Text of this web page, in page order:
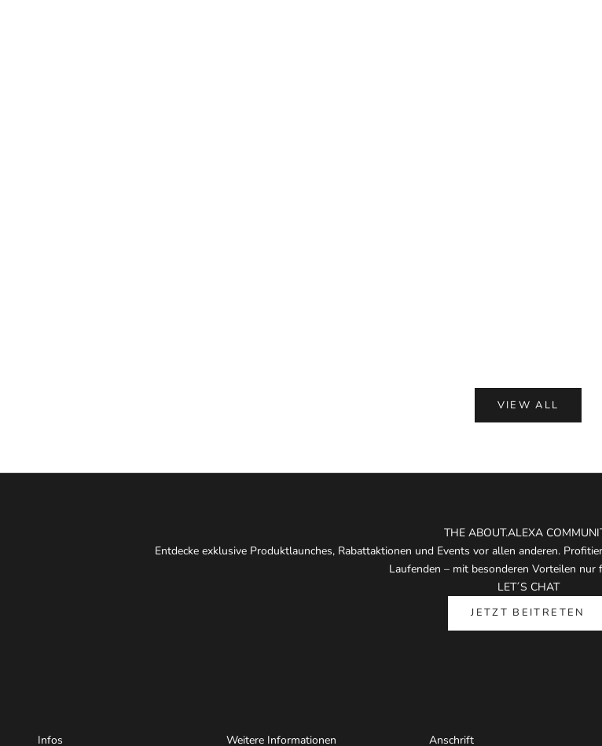
VIEW ALL
THE ABOUT.ALEXA
Entdecke exklusive Produktlaunches, Rabattaktionen und Events vor allen anderen.
Laufenden – mit besonderen Vorteilen nur
LET´S CHAT
JETZT BEITRETEN
Infos Weitere Informationen Anschrift